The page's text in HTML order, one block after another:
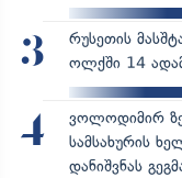
3
რუსეთის
ოლქში 14
4
ვოლოდიმირ
სამსახურის
დანიშვნას